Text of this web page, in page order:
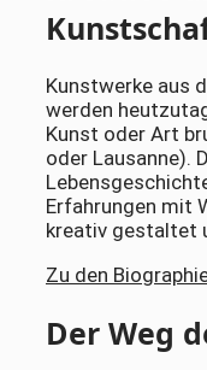
Kunstwerke aus
werden
Kunst oder Art
oder Lausanne).
Erfahrungen mit
kreativ gestaltet
Zu den
Der Weg